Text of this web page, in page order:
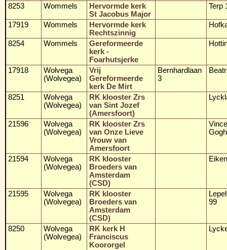
8253
Wommels
Hervormde kerk
St Jacobus Major
Terp
17919 Wommels
Hervormde kerk
Rechtszinnig
8254 Wommels
Gereformeerde
kerk -
Foarhutsjerke
17918
Wolvega
(Wolvegea)
Vrij
Gereformeerde
kerk De Mirt
Bernhardlaan
3
8251
Wolvega
(Wolvegea)
RK klooster Zrs
van Sint Jozef
(Amersfoort)
21596
Wolvega
(Wolvegea)
RK klooster Zrs
van Onze Lieve
Vrouw van
Amersfoort
21594
Wolvega
(Wolvegea)
RK klooster
Broeders van
Amsterdam
(CSD)
21595
Wolvega
(Wolvegea)
RK klooster
Broeders van
Amsterdam
(CSD)
99
8250
Wolvega
(Wolvegea)
RK kerk H
Franciscus
Koororgel